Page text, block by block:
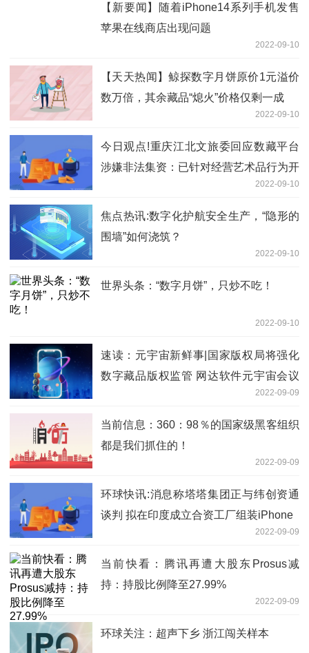
【新要闻】随着iPhone14系列手机发售
苹果在线商店出现问题
2022-09-10
【天天热闻】鲸探数字月饼原价1元溢价
数万倍，其余藏品“熄火”价格仅剩一成
2022-09-10
今日观点!重庆江北文旅委回应数藏平台
涉嫌非法集资：已针对经营艺术品行为开
2022-09-10
焦点热讯:数字化护航安全生产，“隐形的
围墙”如何浇筑？
2022-09-10
世界头条：“数字月饼”，只炒不吃！
2022-09-10
速读：元宇宙新鲜事|国家版权局将强化
数字藏品版权监管 网达软件元宇宙会议
2022-09-09
当前信息：360：98％的国家级黑客组织
都是我们抓住的！
2022-09-09
环球快讯:消息称塔塔集团正与纬创资通
谈判 拟在印度成立合资工厂组装iPhone
2022-09-09
当前快看：腾讯再遭大股东Prosus减
持：持股比例降至27.99%
2022-09-09
环球关注：超声下乡 浙江闯关样本